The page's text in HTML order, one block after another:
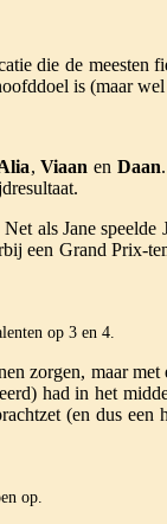
die de
is (maar
,Viaan en Daan.
als Jane speelde
een Grand
op 3 en 4.
zorgen, maar
had in het
(en dus
op.